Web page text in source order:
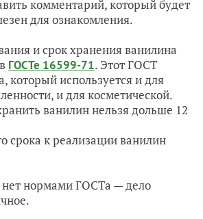
комментарий, который будет
для ознакомления.
и срок хранения ванилина
ГОСТе 16599-71. Этот ГОСТ
который используется и для
и для косметической.
ванилин нельзя дольше 12
срока к реализации ванилин
нет нормами ГОСТа — дело